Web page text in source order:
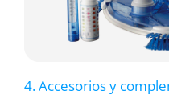
4. Accesorios y